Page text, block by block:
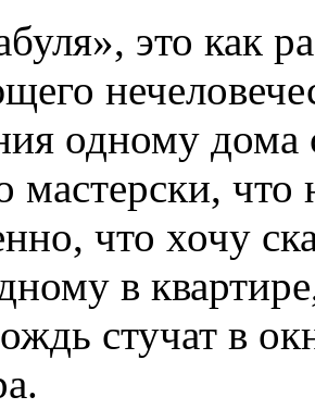
это как
одному
мастерски,
что хочу
в
стучат в